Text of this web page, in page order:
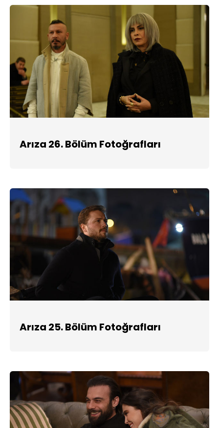
Arıza 26. Bölüm Fotoğrafları
Arıza 25. Bölüm Fotoğrafları